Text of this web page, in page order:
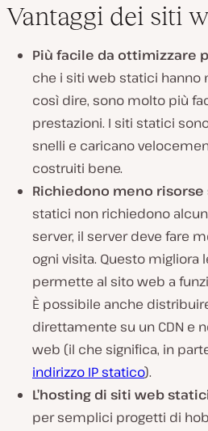
Vantaggi dei siti
Più facile da ottimizzare
che i siti web statici hanno
così dire, sono molto più
prestazioni. I siti statici
snelli e caricano
costruiti bene.
Richiedono meno
statici non richiedono
server, il server deve fare
ogni visita. Questo migliora
permette al sito web a
È possibile anche
direttamente su un CDN e
web (il che significa, in
indirizzo IP statico).
L’hosting di siti web
per semplici progetti di